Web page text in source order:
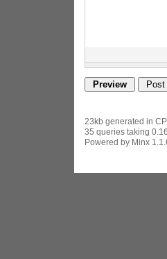
23kb generated in
35 queries taking
Powered by Minx